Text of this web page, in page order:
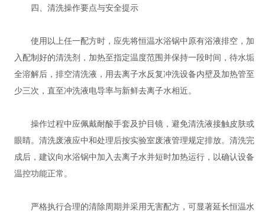
四、清洗操作要点与安全提示
使用以上任一配方时，应先将恒温水浴锅中原有浴液排空，加
入配制好的清洗剂，加热至指定温度范围并保持一段时间，待水垢
全溶解后，排空清洗液，用去离子水反复冲洗设备内壁及加热管至
少三次，直至冲洗液电导率与新鲜去离子水相近。
操作过程中应佩戴耐酸手套及护目镜，避免清洗液接触皮肤或
眼睛。清洗废液应中和处理后按实验室废液管理规定排放。清洗完
成后，建议向水浴锅中加入去离子水并短时加热运行，以确认设备
温控功能正常。
严格执行合理的清除周期并采用无害配方，可显著延长恒温水